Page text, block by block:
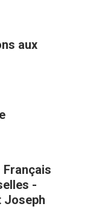
aux
-
Joseph